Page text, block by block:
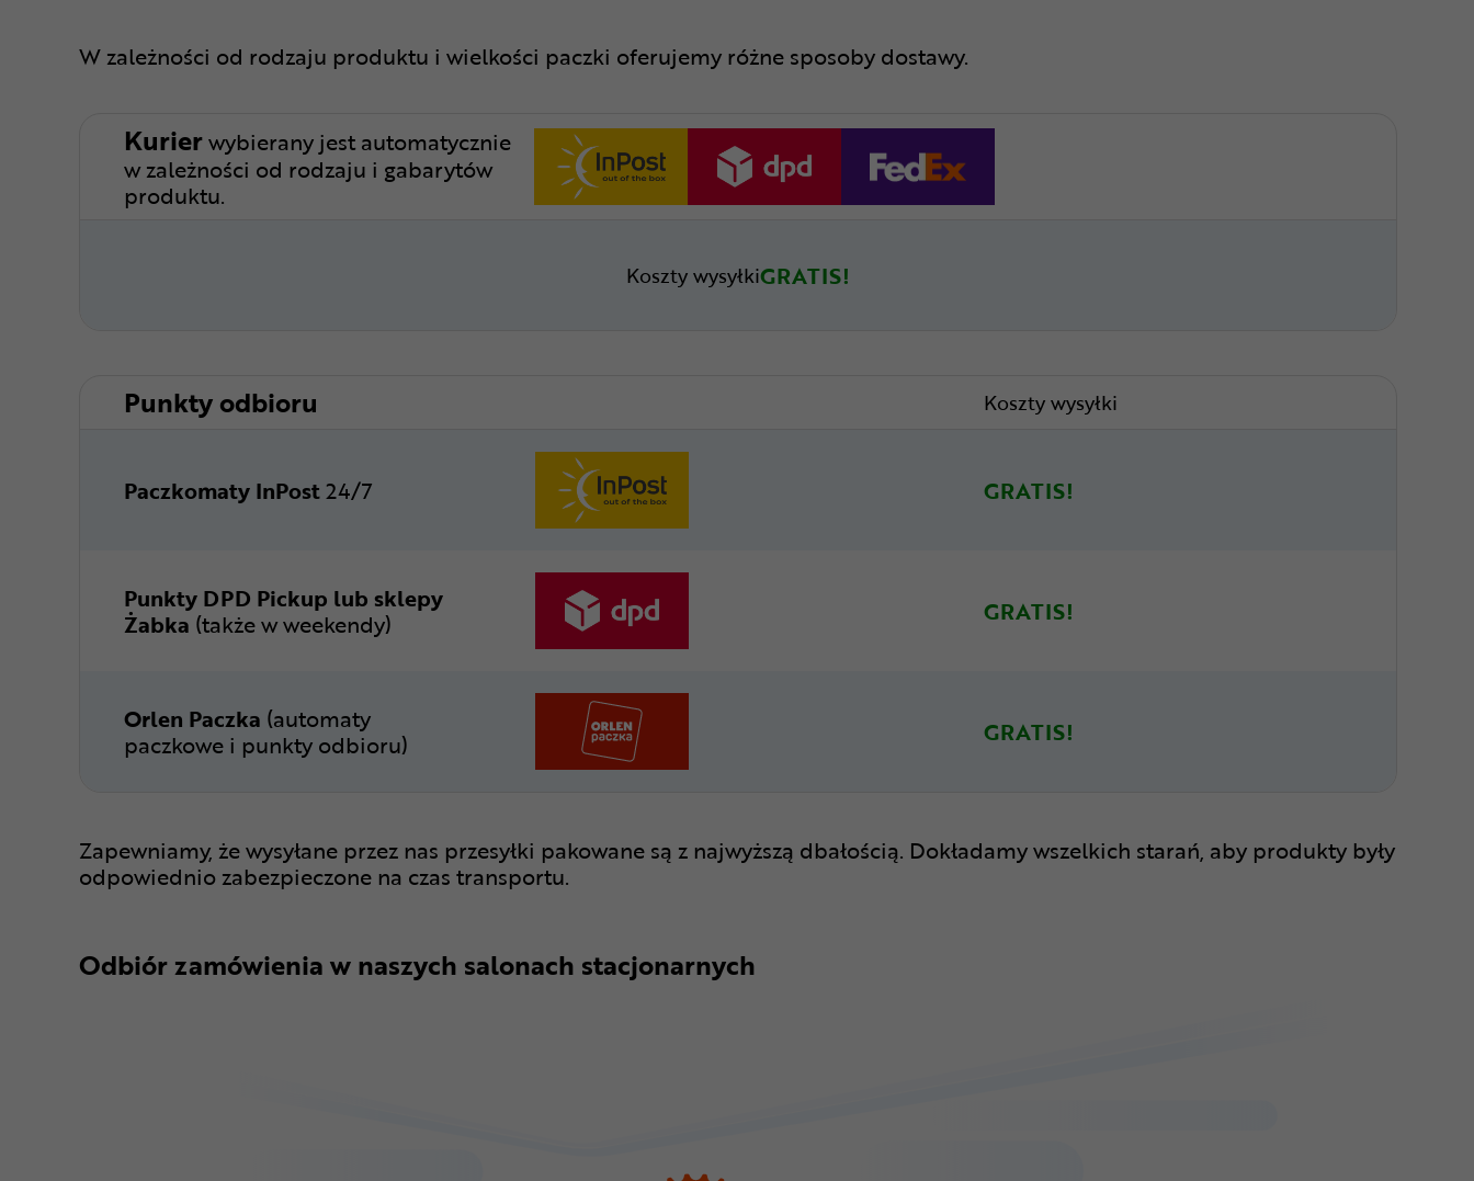
W zależności od rodzaju produktu i wielkości paczki oferujemy różne sposoby dostawy.
Kurierwybierany jest automatycznie
w zależności od rodzaju i gabarytów
produktu.
Koszty wysyłkiGRATIS!
Punkty odbioru Koszty wysyłki
Paczkomaty InPost24/7 GRATIS!
Punkty DPD Pickup lub sklepy
Żabka (także w weekendy) GRATIS!
Orlen Paczka (automaty
paczkowe i punkty odbioru)
GRATIS!
Zapewniamy, że wysyłane przez nas przesyłki pakowane są z najwyższą dbałością. Dokładamy wszelkich starań, aby produkty były
odpowiednio zabezpieczone na czas transportu.
Odbiór zamówienia w naszych salonach stacjonarnych